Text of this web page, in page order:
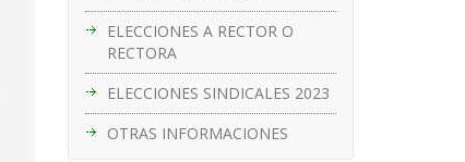
ELECCIONES A RECTOR O
RECTORA
ELECCIONES SINDICALES 2023
OTRAS INFORMACIONES